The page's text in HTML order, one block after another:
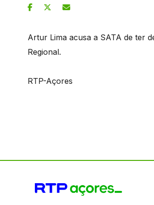
Artur Lima acusa a SATA de ter
Regional.
RTP-Açores